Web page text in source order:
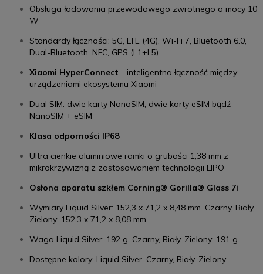
Obsługa ładowania przewodowego zwrotnego o mocy 10
W
Standardy łączności: 5G, LTE (4G), Wi-Fi 7, Bluetooth 6.0,
Dual-Bluetooth, NFC, GPS (L1+L5)
Xiaomi HyperConnect - inteligentna łączność między
urządzeniami ekosystemu Xiaomi
Dual SIM: dwie karty NanoSIM, dwie karty eSIM bądź
NanoSIM + eSIM
Klasa odporności IP68
Ultra cienkie aluminiowe ramki o grubości 1,38 mm z
mikrokrzywizną z zastosowaniem technologii LIPO
Osłona aparatu szkłem Corning® Gorilla® Glass 7i
Wymiary Liquid Silver: 152,3 x 71,2 x 8,48 mm. Czarny, Biały,
Zielony: 152,3 x 71,2 x 8,08 mm
Waga Liquid Silver: 192 g. Czarny, Biały, Zielony: 191 g
Dostępne kolory: Liquid Silver, Czarny, Biały, Zielony